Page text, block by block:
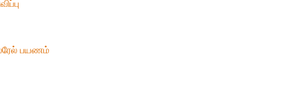
பயணம்